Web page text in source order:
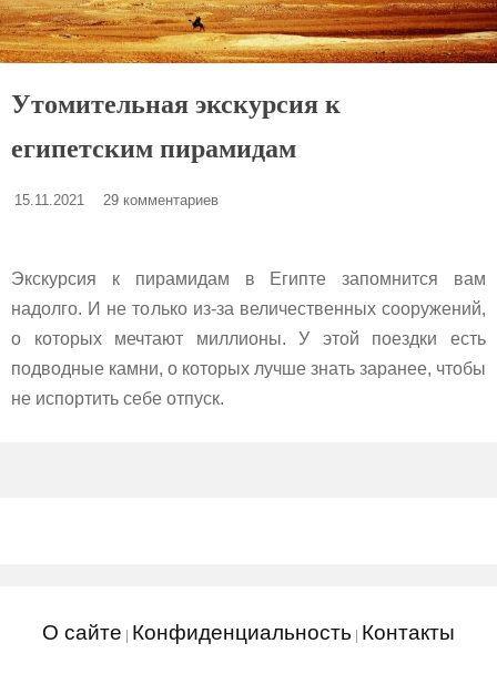
Утомительная экскурсия к
египетским пирамидам
15.11.2021 29 комментариев
Экскурсия к пирамидам в Египте запомнится вам
надолго. И не только из-за величественных сооружений,
о которых мечтают миллионы. У этой поездки есть
подводные камни, о которых лучше знать заранее, чтобы
не испортить себе отпуск.
О сайте Конфиденциальность Контакты